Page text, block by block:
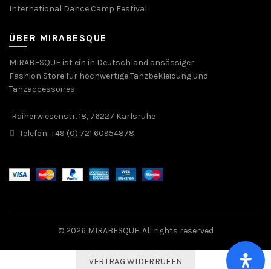
International Dance Camp Festival
ÜBER MIRABESQUE
MIRABESQUE ist ein in Deutschland ansässiger
Fashion Store für hochwertige Tanzbekleidung und
Tanzaccessoires
Raiherwiesenstr. 18, 76227 Karlsruhe
Telefon: +49 (0) 721 60954878
© 2026 MIRABESQUE. All rights reserved
VERTRAG WIDERRUFEN